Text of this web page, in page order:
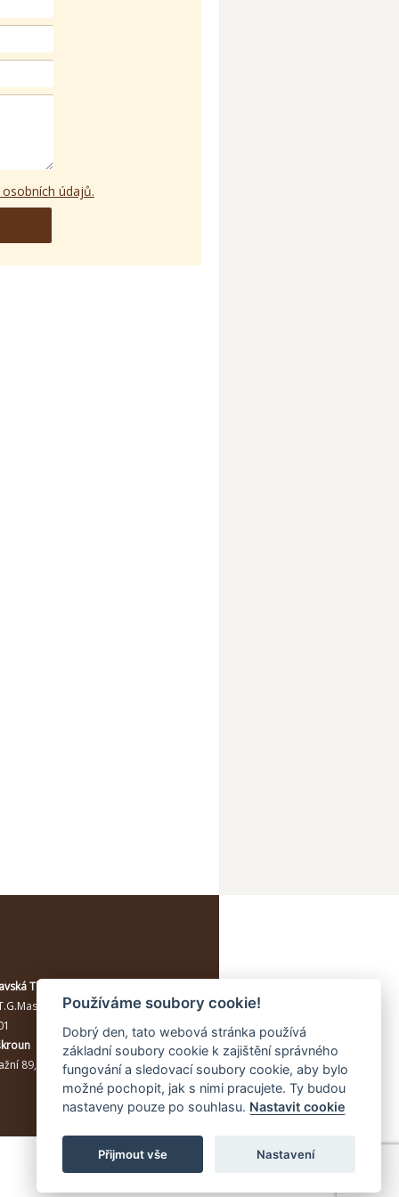
údajů.
Třebová
114/10a, Moravská
89, Lanškroun, 56301
Používáme soubory cookie!
Dobrý den, tato webová stránka používá
základní soubory cookie k zajištění správného
fungování a sledovací soubory cookie, aby bylo
možné pochopit, jak s nimi pracujete. Ty budou
nastaveny pouze po souhlasu. Nastavit cookie
Přijmout vše Nastavení